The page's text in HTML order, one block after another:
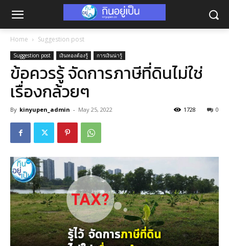
Home Suggestion post
Suggestion post เงินทองต้องรู้ การเงินน่ารู้
ข้อควรรู้ จัดการภาษีที่ดินไม่ใช่
เรื่องกล้วยๆ
By kinyupen_admin - May 25, 2022 0
1728